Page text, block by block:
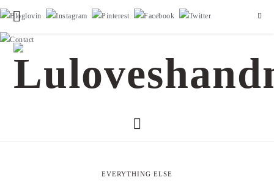
EVERYTHING ELSE